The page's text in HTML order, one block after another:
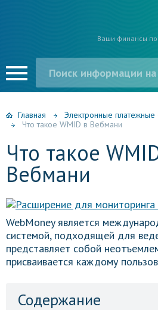
Ваши финансы
Главная Электронные платежные
Что такое WMID в Вебмани
Что такое
Вебмани
WebMoney является
системой, подходящей для
представляет собой
присваивается каждому
Содержание